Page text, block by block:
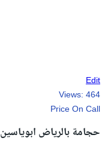
Edit
Views: 464
Price On Call
حجامة بالرياض ابوياسين 0535525019